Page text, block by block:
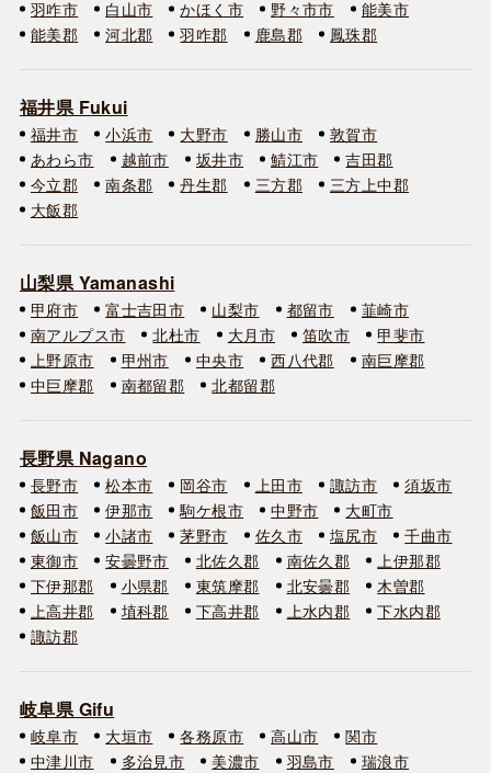
羽咋市 白山市 かほく市 野々市市
能美市
能美郡
河北郡 羽咋郡 鹿島郡 鳳珠郡
福井県 Fukui
福井市 小浜市 大野市 勝山市
敦賀市
あわら市
越前市 坂井市 鯖江市
吉田郡
今立郡
南条郡 丹生郡 三方郡
三方上中郡
大飯郡
山梨県 Yamanashi
甲府市 富士吉田市 山梨市 都留市
韮崎市
南アルプス市
北杜市 大月市 笛吹市
甲斐市
上野原市
甲州市 中央市 西八代郡
南巨摩郡
中巨摩郡
南都留郡 北都留郡
長野県 Nagano
長野市 松本市 岡谷市 上田市 諏訪市
須坂市
飯田市
伊那市 駒ケ根市 中野市
大町市
飯山市
小諸市 茅野市 佐久市 塩尻市
千曲市
東御市
安曇野市 北佐久郡 南佐久郡
上伊那郡
下伊那郡
小県郡 東筑摩郡 北安曇郡
木曽郡
上高井郡
埴科郡 下高井郡 上水内郡
下水内郡
諏訪郡
岐阜県 Gifu
岐阜市 大垣市 各務原市 高山市
関市
中津川市
多治見市 美濃市 羽島市
瑞浪市